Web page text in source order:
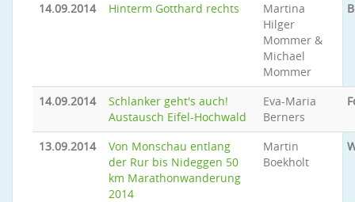
14.09.2014 Hinterm Gotthard rechts
Martina
Hilger
Mommer &
Michael
Mommer
14.09.2014
Schlanker geht's auch!
Austausch Eifel-Hochwald
Eva-Maria
Berners
13.09.2014
Von Monschau entlang
der Rur bis Nideggen 50
km Marathonwanderung
2014
Martin
Boekholt